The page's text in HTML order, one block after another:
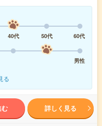
40代 50代
60代
男性
る
む 詳しく見る